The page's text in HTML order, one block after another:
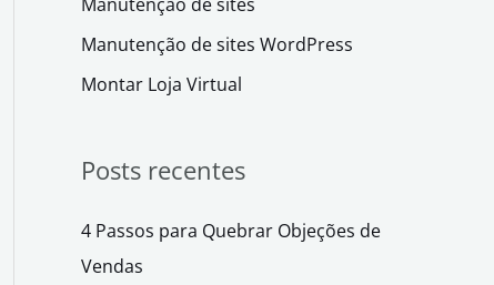
Manutenção de sites WordPress
Montar Loja Virtual
Posts recentes
4 Passos para Quebrar Objeções de
Vendas